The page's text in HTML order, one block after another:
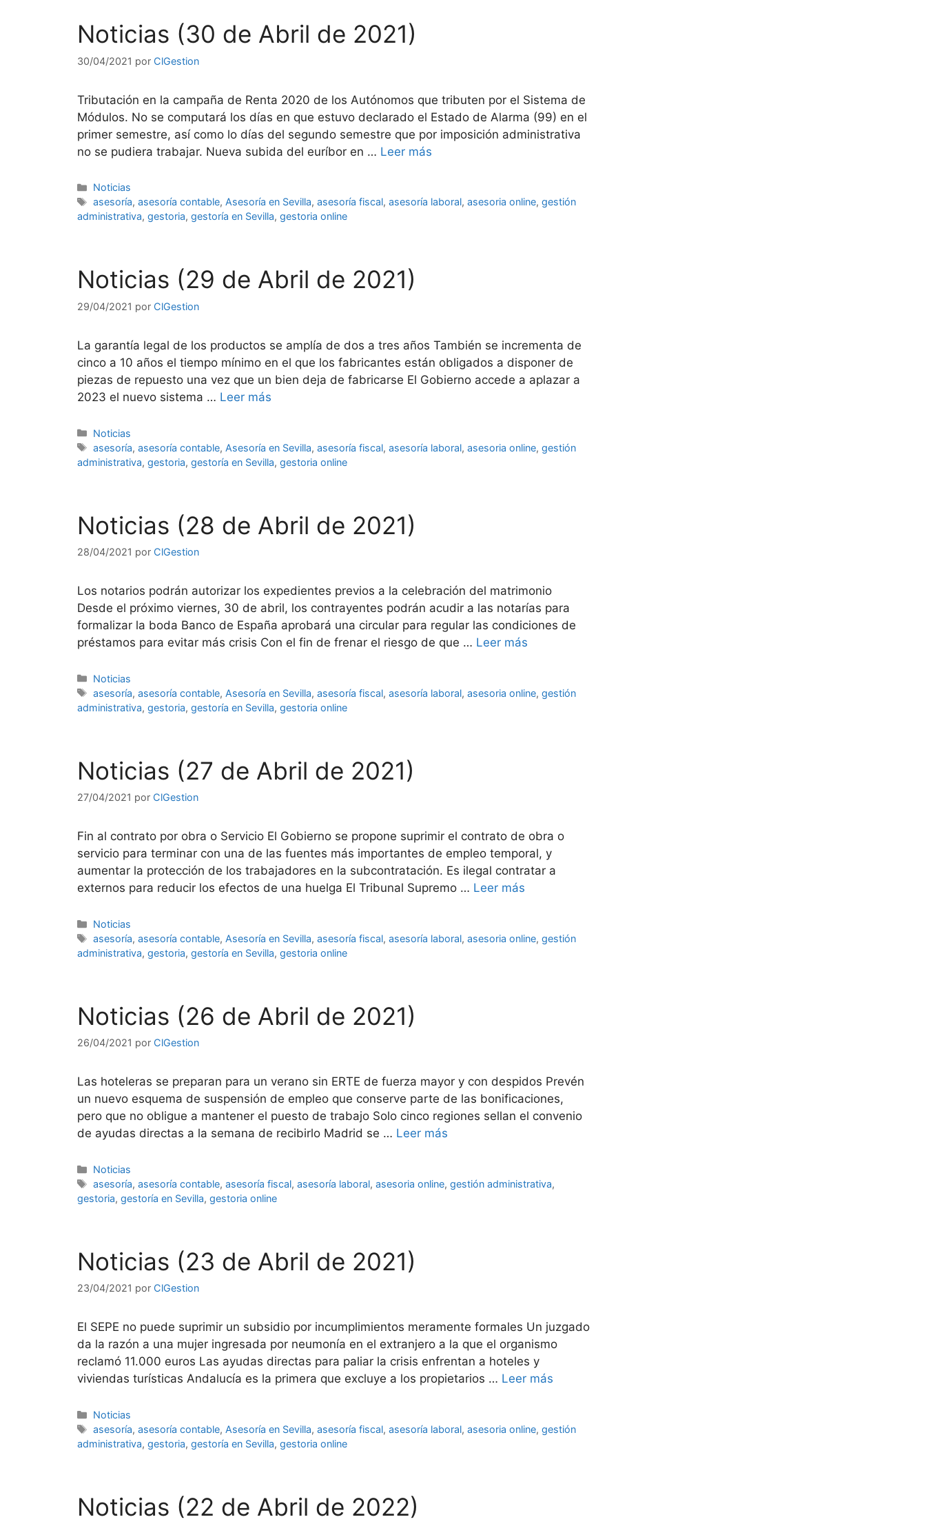
Noticias (30 de Abril de 2021)
30/04/2021 por ClGestion
Tributación en la campaña de Renta 2020 de los Autónomos que tributen por el Sistema de
Módulos. No se computará los días en que estuvo declarado el Estado de Alarma (99) en el
primer semestre, así como lo días del segundo semestre que por imposición administrativa
no se pudiera trabajar. Nueva subida del euríbor en … Leer más
Categorías
Noticias
Etiquetas
asesoría,asesoría contable,Asesoría en Sevilla,asesoría fiscal,asesoría laboral,asesoria online,gestión
administrativa, gestoria, gestoría en Sevilla, gestoria online
Noticias (29 de Abril de 2021)
29/04/2021 por ClGestion
La garantía legal de los productos se amplía de dos a tres años También se incrementa de
cinco a 10 años el tiempo mínimo en el que los fabricantes están obligados a disponer de
piezas de repuesto una vez que un bien deja de fabricarse El Gobierno accede a aplazar a
2023 el nuevo sistema … Leer más
Categorías
Noticias
Etiquetas
asesoría,asesoría contable, Asesoría en Sevilla,asesoría fiscal,asesoría laboral,asesoria online,gestión
administrativa, gestoria, gestoría en Sevilla, gestoria online
Noticias (28 de Abril de 2021)
28/04/2021 por ClGestion
Los notarios podrán autorizar los expedientes previos a la celebración del matrimonio
Desde el próximo viernes, 30 de abril, los contrayentes podrán acudir a las notarías para
formalizar la boda Banco de España aprobará una circular para regular las condiciones de
préstamos para evitar más crisis Con el fin de frenar el riesgo de que … Leer más
Categorías
Noticias
Etiquetas
asesoría,asesoría contable, Asesoría en Sevilla,asesoría fiscal,asesoría laboral,asesoria online,gestión
administrativa, gestoria, gestoría en Sevilla, gestoria online
Noticias (27 de Abril de 2021)
27/04/2021 por ClGestion
Fin al contrato por obra o Servicio El Gobierno se propone suprimir el contrato de obra o
servicio para terminar con una de las fuentes más importantes de empleo temporal, y
aumentar la protección de los trabajadores en la subcontratación. Es ilegal contratar a
externos para reducir los efectos de una huelga El Tribunal Supremo … Leer más
Categorías
Noticias
Etiquetas
asesoría,asesoría contable, Asesoría en Sevilla,asesoría fiscal,asesoría laboral,asesoria online,gestión
administrativa, gestoria, gestoría en Sevilla, gestoria online
Noticias (26 de Abril de 2021)
26/04/2021 por ClGestion
Las hoteleras se preparan para un verano sin ERTE de fuerza mayor y con despidos Prevén
un nuevo esquema de suspensión de empleo que conserve parte de las bonificaciones,
pero que no obligue a mantener el puesto de trabajo Solo cinco regiones sellan el convenio
de ayudas directas a la semana de recibirlo Madrid se … Leer más
Categorías
Noticias
Etiquetas
asesoría,asesoría contable,asesoría fiscal,asesoría laboral,asesoria online,gestión administrativa,
gestoria, gestoría en Sevilla, gestoria online
Noticias (23 de Abril de 2021)
23/04/2021 por ClGestion
El SEPE no puede suprimir un subsidio por incumplimientos meramente formales Un juzgado
da la razón a una mujer ingresada por neumonía en el extranjero a la que el organismo
reclamó 11.000 euros Las ayudas directas para paliar la crisis enfrentan a hoteles y
viviendas turísticas Andalucía es la primera que excluye a los propietarios … Leer más
Categorías
Noticias
Etiquetas
asesoría,asesoría contable, Asesoría en Sevilla,asesoría fiscal,asesoría laboral,asesoria online,gestión
administrativa, gestoria, gestoría en Sevilla, gestoria online
Noticias (22 de Abril de 2022)